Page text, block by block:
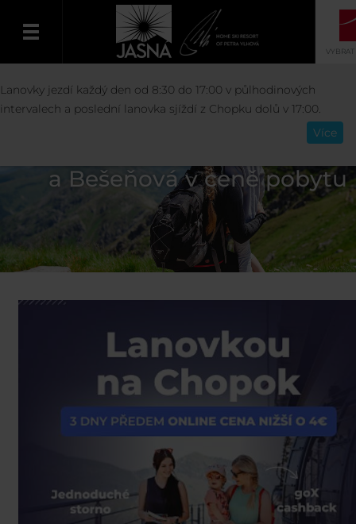
Čeština
VYBRAT
Lanovky a vodné parky
a Bešeňová v ceně pobytu
Lanovky jezdí každý den od 8:30 do 17:00 v půlhodinových
intervalech a poslední lanovka sjíždí z Chopku dolů v 17:00.
Více